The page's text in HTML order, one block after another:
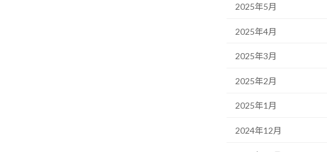
2025年5月
2025年4月
2025年3月
2025年2月
2025年1月
2024年12月